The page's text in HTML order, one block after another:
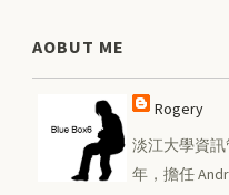
AOBUT ME
Rogery
淡江大學資訊
年，擔任